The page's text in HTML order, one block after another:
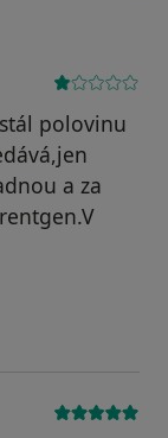
polovinu
a za
byl odstraněn